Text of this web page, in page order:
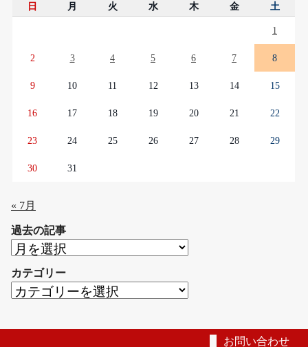
日 月 火 水 木 金 土
1
2 3 4 5 6 7 8
9 10 11 12 13 14 15
16 17 18 19 20 21 22
23 24 25 26 27 28 29
30 31
« 7月
過去の記事
過
の
記
カテゴリー
カ
お問い合わせ